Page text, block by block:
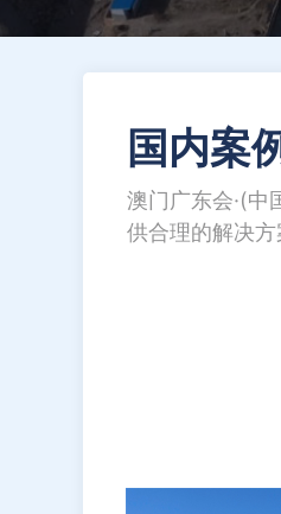
国内案
澳门广东会·(中
供合理的解决方